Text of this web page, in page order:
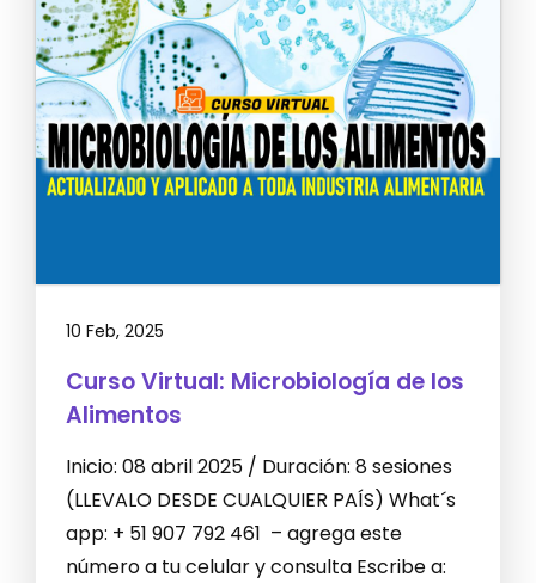
10 Feb, 2025
Curso Virtual: Microbiología de los
Alimentos
Inicio: 08 abril 2025 / Duración: 8 sesiones
(LLEVALO DESDE CUALQUIER PAÍS) What´s
app: + 51 907 792 461 – agrega este
número a tu celular y consulta Escribe a: